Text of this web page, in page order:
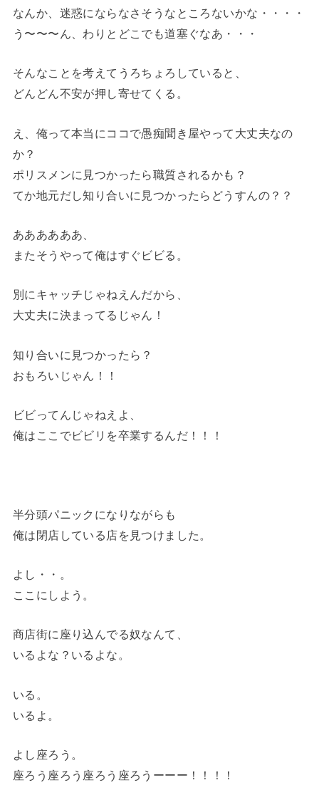
なんか、迷惑にならなさそうなところないかな・・・・
う〜〜〜ん、わりとどこでも道塞ぐなあ・・・
そんなことを考えてうろちょろしていると、
どんどん不安が押し寄せてくる。
え、俺って本当にココで愚痴聞き屋やって大丈夫なの
か？
ポリスメンに見つかったら職質されるかも？
てか地元だし知り合いに見つかったらどうすんの？？
ああああああ、
またそうやって俺はすぐビビる。
別にキャッチじゃねえんだから、
大丈夫に決まってるじゃん！
知り合いに見つかったら？
おもろいじゃん！！
ビビってんじゃねえよ、
俺はここでビビリを卒業するんだ！！！
半分頭パニックになりながらも
俺は閉店している店を見つけました。
よし・・。
ここにしよう。
商店街に座り込んでる奴なんて、
いるよな？いるよな。
いる。
いるよ。
よし座ろう。
座ろう座ろう座ろう座ろうーーー！！！！